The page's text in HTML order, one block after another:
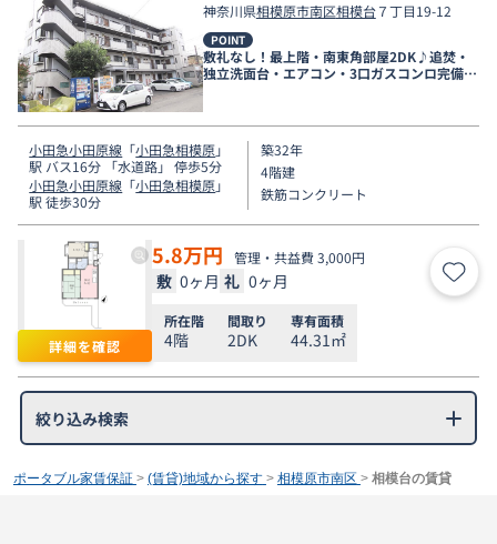
神奈川県相模原市南区相模台７丁目19-12
POINT
敷礼なし！最上階・南東角部屋2DK♪追焚・
独立洗面台・エアコン・3口ガスコンロ完備。
都市ガス対応
小田急小田原線 「小田急相模原」
駅 バス16分 「水道路」 停歩5分
小田急小田原線 「小田急相模原」
駅 徒歩30分
築32年
4階建
鉄筋コンクリート
詳細を確認
5.8万円 管理・共益費 3,000円
敷 0ヶ月 礼 0ヶ月 お気
所在階
4階
間取り
2DK
専有面積
44.31㎡
絞り込み検索
ポータブル家賃保証 > (賃貸)地域から探す > 相模原市南区 > 相模台の賃貸